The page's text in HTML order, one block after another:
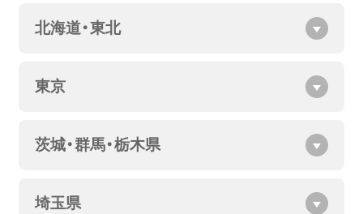
北海道・東北
東京
茨城・群馬・栃木県
埼玉県